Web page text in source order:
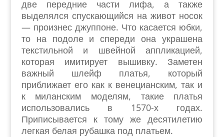
две передние части лифа, а также
выделялся спускающийся на живот носок
— произнес джуппоне. Что касается юбки,
то на подоле и спереди она украшена
текстильной и швейной аппликацией,
которая имитирует вышивку. Заметен
важный шлейф платья, который
приближает его как к венецианским, так и
к миланским моделям, такие платья
использовались в 1570-х годах.
Приписывается к тому же десятилетию
легкая белая рубашка под платьем.